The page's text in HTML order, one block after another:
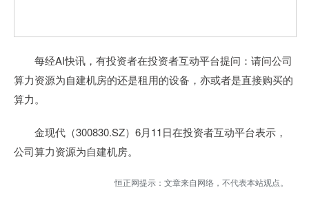
每经AI快讯，有投资者在投资者互动平台提问：请问公司
算力资源为自建机房的还是租用的设备，亦或者是直接购买的
算力。
金现代（300830.SZ）6月11日在投资者互动平台表示，
公司算力资源为自建机房。
恒正网提示：文章来自网络，不代表本站观点。